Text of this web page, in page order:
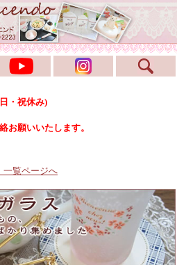
・祝休み)
願いいたします。
一覧ページへ